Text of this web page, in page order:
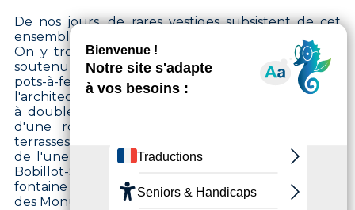
De nos jours, de rares vestiges subsistent de cet
ensemble aujourd'hui disparu.
On y trouve notamment un portail en fer forgé
soutenu par deux piliers en calcaire surmontés de
pots-à-feu, une œuvre datée de 1777 et signée par
l'architecte Pierre Desmaisons. De plus, un escalier
à double volée et une fontaine nichée au cœur
d'une rocaille, qui reliaient autrefois les deux
terrasses inférieures du château, subsistent au sein
de l'une des trois cours de l'ensemble immobilier
Bobillot-Sellier. Le portail, la terrasse, l'escalier et la
fontaine ont fait l'objet d'un classement au titre
des Monuments Historiques le 25 juin 1976.